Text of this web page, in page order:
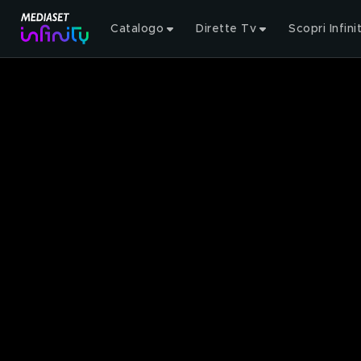
Catalogo Dirette Tv Scopri